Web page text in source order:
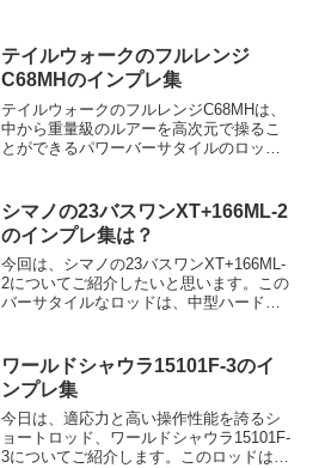
テイルウォークのフルレンジ
C68MHのインプレ集
テイルウォークのフルレンジC68MHは、
中から重量級のルアーを高次元で操るこ
とができるパワーバーサタイルのロッド
使ってバスを効率的に捕らえることがで
きます。高比重ワーム...
シマノの23バスワンXT+166ML-2
のインプレ集は？
今回は、シマノの23バスワンXT+166ML-
2についてご紹介したいと思います。この
バーサタイルなロッドは、中型ハードベ
す。操作性と飛距離の双方が求められる
ライトプラッギ...
ワールドシャウラ15101F-3のイ
ンプレ集
今日は、適応力と高い操作性能を誇るシ
ョートロッド、ワールドシャウラ15101F-
3についてご紹介します。このロッドは、